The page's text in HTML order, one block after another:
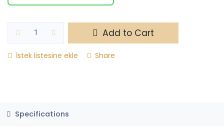
Add to Cart
İstek listesine ekle Share
Specifications